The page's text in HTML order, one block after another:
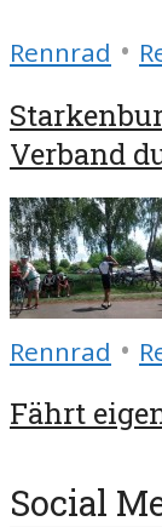
Rennrad •
Verband
Rennrad •
Fährt
Social